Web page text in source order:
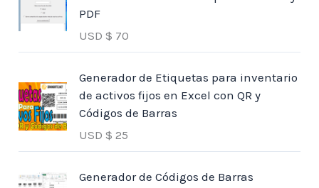
PDF
USD $ 70
Generador de Etiquetas para inventario
de activos fijos en Excel con QR y
Códigos de Barras
USD $ 25
Generador de Códigos de Barras